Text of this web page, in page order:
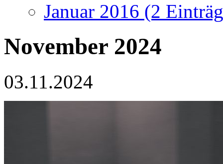
Januar 2016 (2
November 2024
03.11.2024